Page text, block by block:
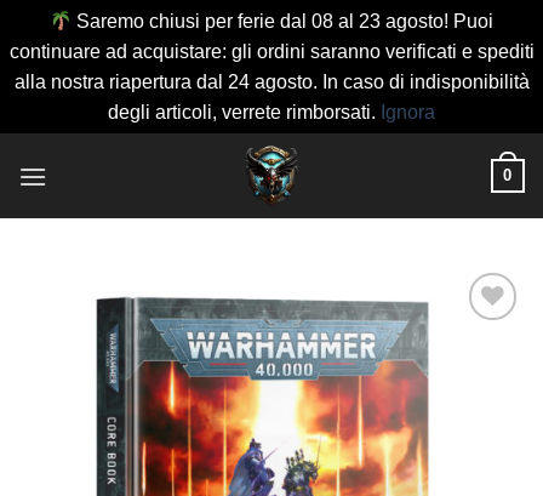
Saremo chiusi per ferie dal 08 al 23 agosto! Puoi
continuare ad acquistare: gli ordini saranno verificati e spediti
alla nostra riapertura dal 24 agosto. In caso di indisponibilità
degli articoli, verrete rimborsati. Ignora
0